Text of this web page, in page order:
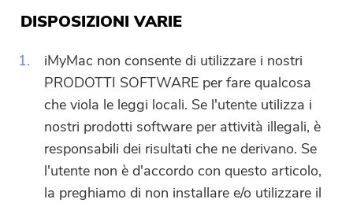
DISPOSIZIONI VARIE
1.
iMyMac non consente di utilizzare i nostri
PRODOTTI SOFTWARE per fare qualcosa
che viola le leggi locali. Se l'utente utilizza i
nostri prodotti software per attività illegali, è
responsabili dei risultati che ne derivano. Se
l'utente non è d'accordo con questo articolo,
la preghiamo di non installare e/o utilizzare il
Grazie per il tuo abbonamento!
Grazie per il tuo abbonamento!
Il link per il download e il codice
coupon sono stati inviati alla tua
emailuser@email.com. Puoi anche
cliccare sul pulsante per acquistare
direttamente il software.